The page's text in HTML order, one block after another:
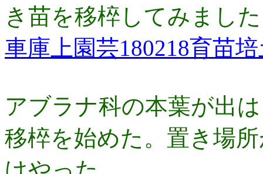
き苗を移椊してみまし
車庫上園芸180218育苗
アブラナ科の本葉が出
移椊を始めた。置き場